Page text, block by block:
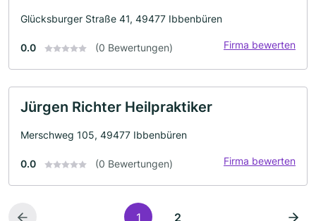
Glücksburger Straße 41, 49477 Ibbenbüren
0.0 (0 Bewertungen) Firma bewerten
Jürgen Richter Heilpraktiker
Merschweg 105, 49477 Ibbenbüren
0.0 (0 Bewertungen) Firma bewerten
1 2